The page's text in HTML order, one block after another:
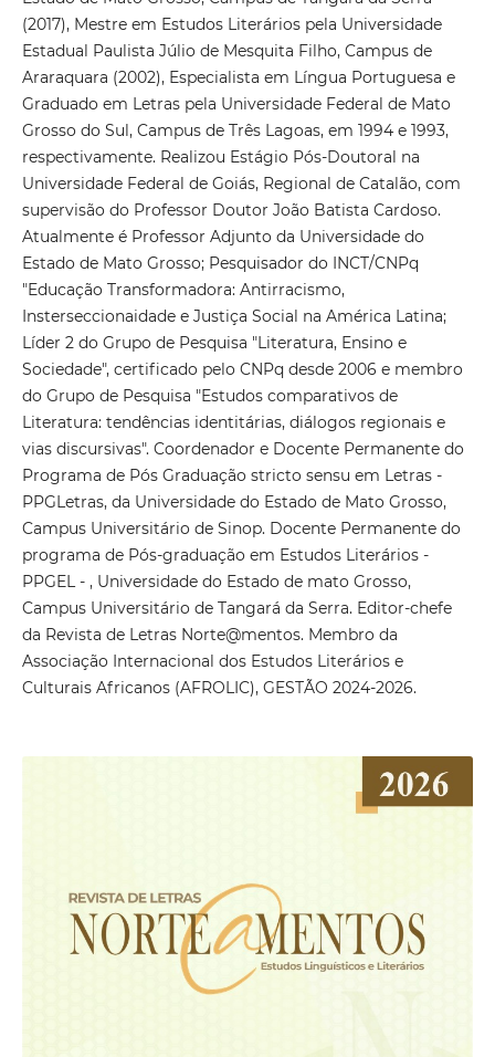
(2017), Mestre em Estudos Literários pela Universidade
Estadual Paulista Júlio de Mesquita Filho, Campus de
Araraquara (2002), Especialista em Língua Portuguesa e
Graduado em Letras pela Universidade Federal de Mato
Grosso do Sul, Campus de Três Lagoas, em 1994 e 1993,
respectivamente. Realizou Estágio Pós-Doutoral na
Universidade Federal de Goiás, Regional de Catalão, com
supervisão do Professor Doutor João Batista Cardoso.
Atualmente é Professor Adjunto da Universidade do
Estado de Mato Grosso; Pesquisador do INCT/CNPq
"Educação Transformadora: Antirracismo,
Insterseccionaidade e Justiça Social na América Latina;
Líder 2 do Grupo de Pesquisa "Literatura, Ensino e
Sociedade", certificado pelo CNPq desde 2006 e membro
do Grupo de Pesquisa "Estudos comparativos de
Literatura: tendências identitárias, diálogos regionais e
vias discursivas". Coordenador e Docente Permanente do
Programa de Pós Graduação stricto sensu em Letras -
PPGLetras, da Universidade do Estado de Mato Grosso,
Campus Universitário de Sinop. Docente Permanente do
programa de Pós-graduação em Estudos Literários -
PPGEL - , Universidade do Estado de mato Grosso,
Campus Universitário de Tangará da Serra. Editor-chefe
da Revista de Letras Norte@mentos. Membro da
Associação Internacional dos Estudos Literários e
Culturais Africanos (AFROLIC), GESTÃO 2024-2026.